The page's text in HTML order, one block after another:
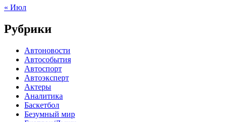
« Июл
Рубрики
Автоновости
Автособытия
Автоспорт
Автоэксперт
Актеры
Аналитика
Баскетбол
Безумный мир